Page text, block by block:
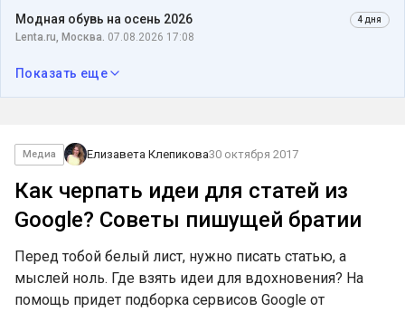
Модная обувь на осень 2026 4 дня
Lenta.ru, Москва. 07.08.2026 17:08
Показать еще
Медиа Елизавета Клепикова30 октября 2017
Как черпать идеи для статей из
Google? Советы пишущей братии
Перед тобой белый лист, нужно писать статью, а
мыслей ноль. Где взять идеи для вдохновения? На
помощь придет подборка сервисов Google от